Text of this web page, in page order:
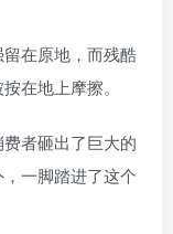
在原地，而残酷
在地上摩擦。
者砸出了巨大的
一脚踏进了这个